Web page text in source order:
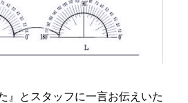
』とスタッフに一言お伝えいた